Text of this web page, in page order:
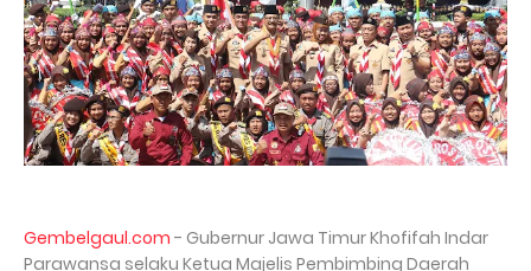
Gembelgaul.com - Gubernur Jawa Timur Khofifah Indar
Parawansa selaku Ketua Majelis Pembimbing Daerah